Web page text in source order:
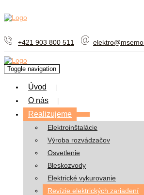
+421 903 800 511
Toggle navigation
Úvod
O nás
Realizujeme
Elektroinštalácie
Výroba rozvádzačov
Osvetlenie
Bleskozvody
Elektrické vykurovanie
Revízie elektrických zariadení